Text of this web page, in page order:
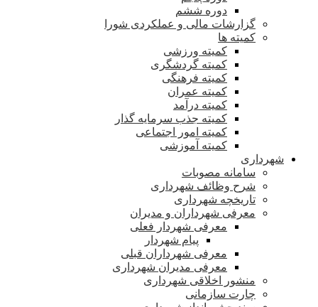
دوره ششم
گزارشات مالی و عملکردی شورا
کمیته ها
کمیته ورزشی
کمیته گردشگری
کمیته فرهنگی
کمیته عمران
کمیته درآمد
کمیته جذب سرمایه گذار
کمیته امور اجتماعی
کمیته آموزشی
شهرداری
سامانه مصوبات
شرح وظائف شهرداری
تاریخچه شهرداری
معرفی شهرداران و مدیران
معرفی شهردار فعلی
پیام شهردار
معرفی شهرداران قبلی
معرفی مدیران شهرداری
منشور اخلاقی شهرداری
چارت سازمانی